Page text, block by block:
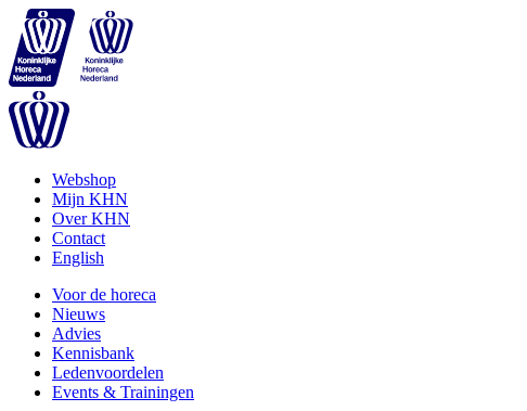
Webshop
Mijn KHN
Over KHN
Contact
English
Voor de horeca
Nieuws
Advies
Kennisbank
Ledenvoordelen
Events & Trainingen